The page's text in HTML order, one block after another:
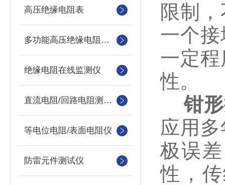
高压绝缘电阻表
多功能高压绝缘电阻测试仪
绝缘电阻在线监测仪
直流电阻/回路电阻测试仪
等电位电阻/表面电阻仪
防雷元件测试仪
限制
一个
一定
性。
钳
应用
极误
性，